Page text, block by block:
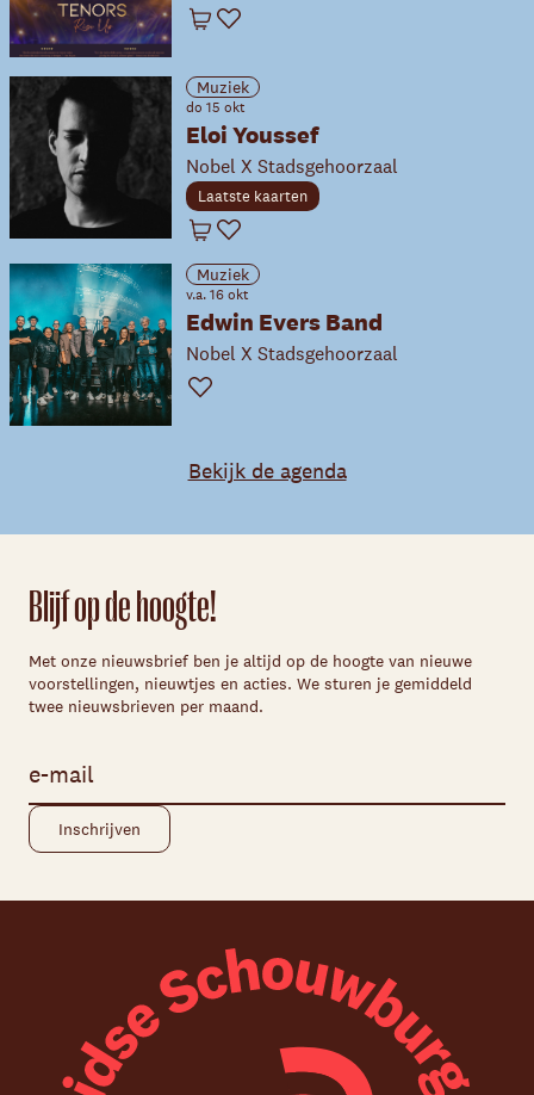
Winkelwagen
Favoriet
Muziek
do 15 okt
Eloi Youssef
Nobel X Stadsgehoorzaal
Laatste kaarten
Winkelwagen
Favoriet
Muziek
v.a. 16 okt
Edwin Evers Band
Nobel X Stadsgehoorzaal
Favoriet
Bekijk de agenda
Blijf op de hoogte!
Met onze nieuwsbrief ben je altijd op de hoogte van nieuwe
voorstellingen, nieuwtjes en acties. We sturen je gemiddeld
twee nieuwsbrieven per maand.